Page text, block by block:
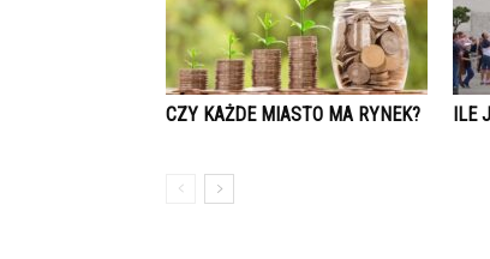
CZY KAŻDE MIASTO MA RYNEK? ILE